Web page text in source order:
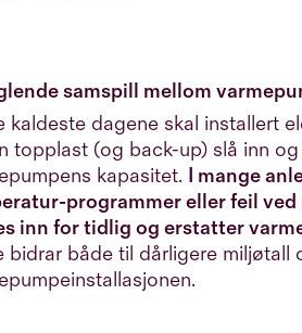
samspill mellom
kaldeste dagene skal installert
topplast (og back-up) slå inn
kapasitet. I mange
programmer eller feil
inn for tidlig og erstatter
bidrar både til dårligere miljøtall